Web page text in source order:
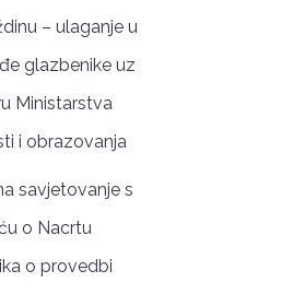
– ulaganje u
glazbenike uz
Ministarstva
i obrazovanja
savjetovanje s
o Nacrtu
o provedbi